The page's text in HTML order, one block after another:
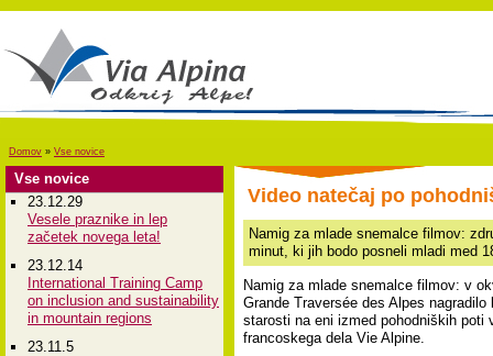
Domov » Vse novice
Vse novice
23.12.29
Vesele praznike in lep
začetek novega leta!
23.12.14
International Training Camp
on inclusion and sustainability
in mountain regions
23.11.5
Video natečaj po
Namig za mlade snemalce filmov:
minut, ki jih bodo posneli mladi med
Namig za mlade snemalce filmov: v
Grande Traversée des Alpes
starosti na eni izmed pohodniških
francoskega dela Vie Alpine.